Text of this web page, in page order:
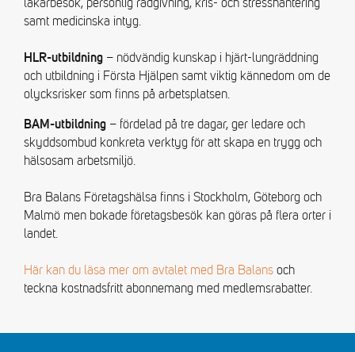
läkarbesök, personlig rådgivning, kris- och stresshantering
samt medicinska intyg.
HLR-utbildning – nödvändig kunskap i hjärt-lungräddning
och utbildning i Första Hjälpen samt viktig kännedom om de
olycksrisker som finns på arbetsplatsen.
BAM-utbildning – fördelad på tre dagar, ger ledare och
skyddsombud konkreta verktyg för att skapa en trygg och
hälsosam arbetsmiljö.
Bra Balans Företagshälsa finns i Stockholm, Göteborg och
Malmö men bokade företagsbesök kan göras på flera orter i
landet.
Här kan du läsa mer om avtalet med Bra Balans och
teckna kostnadsfritt abonnemang med medlemsrabatter.